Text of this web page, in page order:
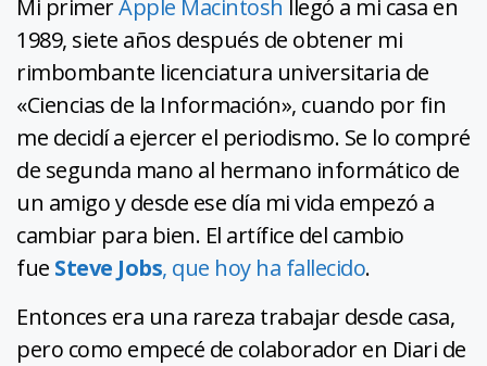
Mi primerApple Macintosh llegó a mi casa en
1989, siete años después de obtener mi
rimbombante licenciatura universitaria de
«Ciencias de la Información», cuando por fin
me decidí a ejercer el periodismo. Se lo compré
de segunda mano al hermano informático de
un amigo y desde ese día mi vida empezó a
cambiar para bien. El artífice del cambio
fue Steve Jobs, que hoy ha fallecido.
Entonces era una rareza trabajar desde casa,
pero como empecé de colaborador en Diari de